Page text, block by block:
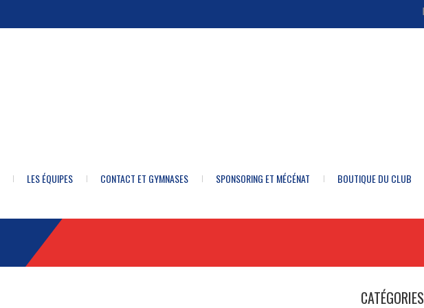
LES ÉQUIPES CONTACT ET GYMNASES SPONSORING ET MÉCÉNAT BOUTIQUE DU CLUB
CATÉGORIES